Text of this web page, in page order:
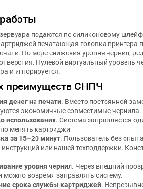
подаются по силиконовому
печатающая головка принтера
По мере снижения уровня чернил,
Нулевой виртуальный уровень
и игнорируется.
преимуществ СНПЧ
денег на печати. Вместо постоянной
экономичные совместимые чернила.
использования. Система заправляется
менять картриджи.
за 15–20 минут. Пользователь без
или нашей техподдержки.
уровня чернил. Через внешний
можно вовремя заправлять систему.
срока службы картриджей.